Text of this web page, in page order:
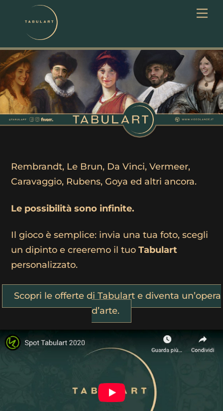
Rembrandt, Le Brun, Da Vinci, Vermeer,
Caravaggio, Rubens, Goya ed altri ancora.
Le possibilità sono infinite.
Il gioco è semplice: invia una tua foto, scegli
un dipinto e creeremo il tuoTabulart
personalizzato.
Scopri le offerte di Tabulart e diventa un’opera
d’arte.